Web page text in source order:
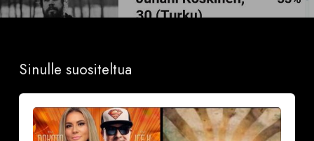
Sinulle suositeltua